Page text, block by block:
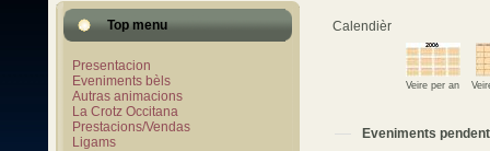
Top menu
Presentacion
Eveniments bèls
Autras animacions
La Crotz Occitana
Prestacions/Vendas
Ligams
Calendièr
Veire per an
Eveniments pendent